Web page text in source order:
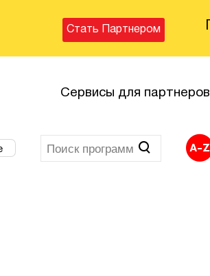
Стать Партнером
Сервисы для партнеров